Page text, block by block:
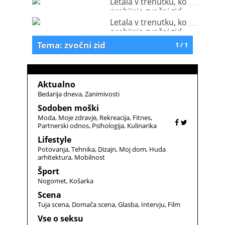
prebijejo zvočni zid
(foto)
Letala v trenutku, ko
prebijejo zvočni zid
1 / 1
Tema: zvočni zid
Aktualno
Bedarija dneva Zanimivosti
Sodoben moški
Moda Moje zdravje Rekreacija Fitnes
Partnerski odnos Psihologija Kulinarika
Lifestyle
Potovanja Tehnika Dizajn Moj dom Huda
arhitektura Mobilnost
Šport
Nogomet Košarka
Scena
Tuja scena Domača scena Glasba Intervju Film
Vse o seksu